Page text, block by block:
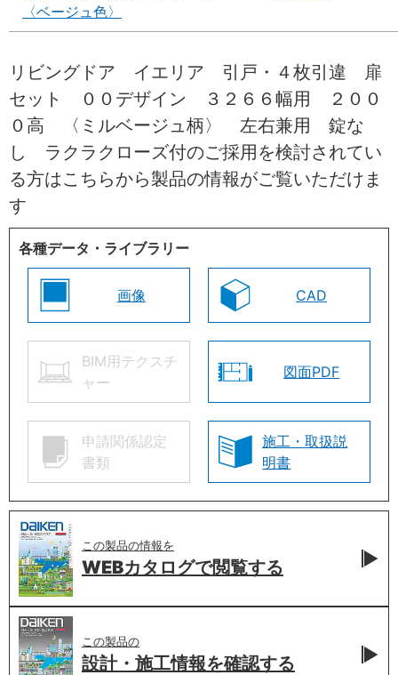
〈ベージュ色〉
リビングドア イエリア 引戸・４枚引違 扉
セット ００デザイン ３２６６幅用 ２００
０高 〈ミルベージュ柄〉 左右兼用 錠な
し ラクラクローズ付のご採用を検討されてい
る方はこちらから製品の情報がご覧いただけま
す
各種データ・ライブラリー
画像 CAD
BIM用テクスチ
ャー
図面PDF
申請関係認定
書類
施工・取扱説
明書
この製品の情報を
WEBカタログで閲覧する
この製品の
設計・施工情報を確認する